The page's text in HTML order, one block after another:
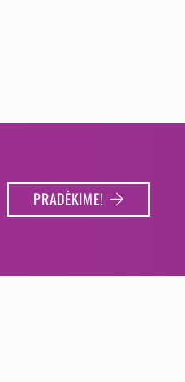
PRADĖKIME!